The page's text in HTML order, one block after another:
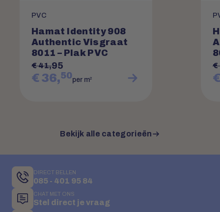
PVC
Hamat Identity 908
Authentic Visgraat
8011 – Plak PVC
€ 41,95
€ 36,50per m2
€
Bekijk alle categorieën
DIRECT BELLEN
085 - 401 95 84
CHAT MET ONS
Stel direct je vraag